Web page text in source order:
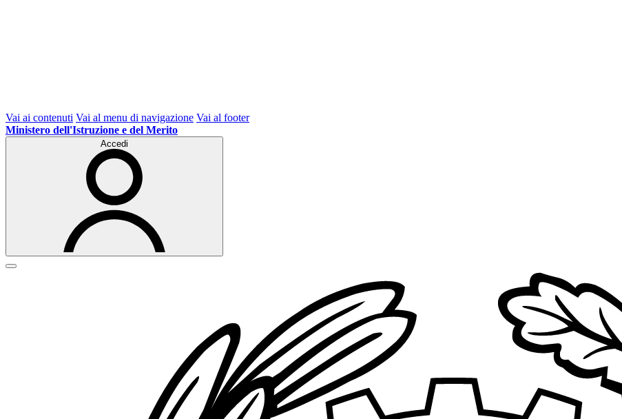
Vai ai contenuti Vai al menu di navigazione Vai al footer
Ministero dell'Istruzione e del Merito
Accedi